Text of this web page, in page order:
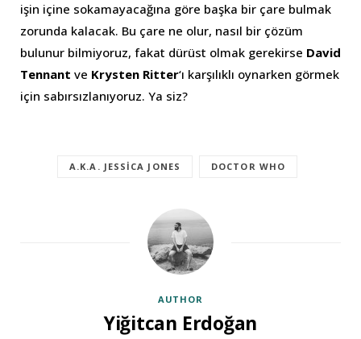
işin içine sokamayacağına göre başka bir çare bulmak
zorunda kalacak. Bu çare ne olur, nasıl bir çözüm
bulunur bilmiyoruz, fakat dürüst olmak gerekirse David
Tennant ve Krysten Ritter‘ı karşılıklı oynarken görmek
için sabırsızlanıyoruz. Ya siz?
A.K.A. JESSICA JONES DOCTOR WHO
AUTHOR
Yiğitcan Erdoğan